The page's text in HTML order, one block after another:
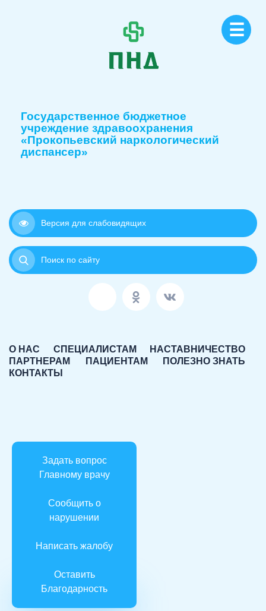
☰
Государственное бюджетное
учреждение здравоохранения
«Прокопьевский наркологический
диспансер»
Версия для слабовидящих
Поиск по сайту
О НАС СПЕЦИАЛИСТАМ
НАСТАВНИЧЕСТВО
ПАРТНЕРАМ
ПАЦИЕНТАМ
ПОЛЕЗНО ЗНАТЬ
КОНТАКТЫ
Задать вопрос
Главному врачу
Сообщить о
нарушении
Написать жалобу
Оставить
Благодарность